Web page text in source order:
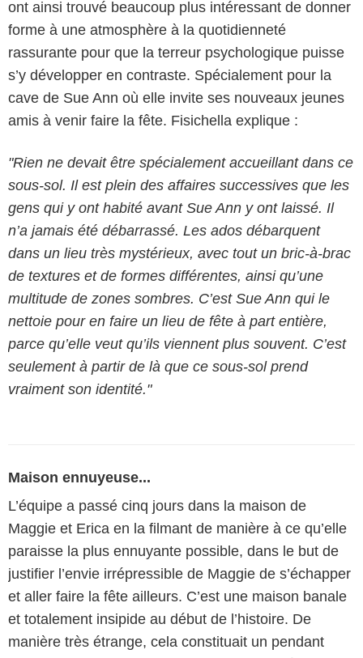
ont ainsi trouvé beaucoup plus intéressant de donner
forme à une atmosphère à la quotidienneté
rassurante pour que la terreur psychologique puisse
s’y développer en contraste. Spécialement pour la
cave de Sue Ann où elle invite ses nouveaux jeunes
amis à venir faire la fête. Fisichella explique :
"Rien ne devait être spécialement accueillant dans ce
sous-sol. Il est plein des affaires successives que les
gens qui y ont habité avant Sue Ann y ont laissé. Il
n’a jamais été débarrassé. Les ados débarquent
dans un lieu très mystérieux, avec tout un bric-à-brac
de textures et de formes différentes, ainsi qu’une
multitude de zones sombres. C’est Sue Ann qui le
nettoie pour en faire un lieu de fête à part entière,
parce qu’elle veut qu’ils viennent plus souvent. C’est
seulement à partir de là que ce sous-sol prend
vraiment son identité."
Maison ennuyeuse...
L’équipe a passé cinq jours dans la maison de
Maggie et Erica en la filmant de manière à ce qu’elle
paraisse la plus ennuyante possible, dans le but de
justifier l’envie irrépressible de Maggie de s’échapper
et aller faire la fête ailleurs. C’est une maison banale
et totalement insipide au début de l’histoire. De
manière très étrange, cela constituait un pendant